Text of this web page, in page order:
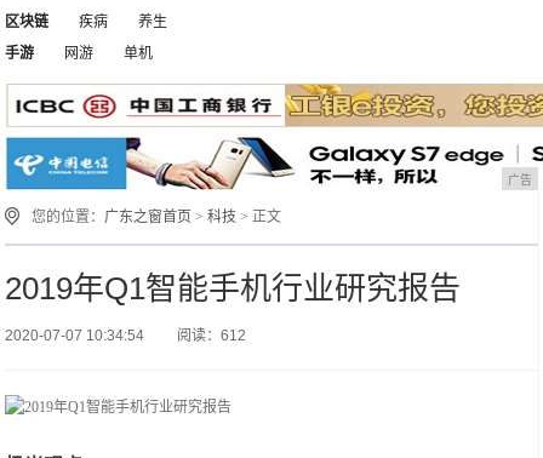
区块链
疾病
养生
手游
网游 单机
广告
您的位置： 广东之窗首页 >科技 > 正文
2019年Q1智能手机行业研究报告
2020-07-07 10:34:54 阅读：612